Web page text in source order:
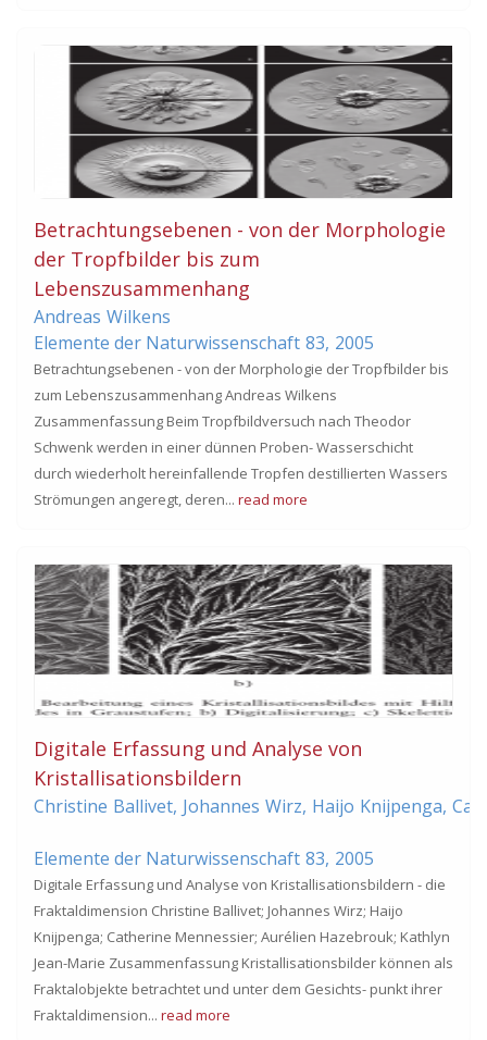
Betrachtungsebenen - von der Morphologie
der Tropfbilder bis zum
Lebenszusammenhang
Andreas Wilkens
Elemente der Naturwissenschaft 83, 2005
Betrachtungsebenen - von der Morphologie der Tropfbilder bis
zum Lebenszusammenhang Andreas Wilkens
Zusammenfassung Beim Tropfbildversuch nach Theodor
Schwenk werden in einer dünnen Proben- Wasserschicht
durch wiederholt hereinfallende Tropfen destillierten Wassers
Strömungen angeregt, deren... read more
Digitale Erfassung und Analyse von
Kristallisationsbildern
Christine Ballivet, Johannes Wirz, Haijo Knijpenga,
Elemente der Naturwissenschaft 83, 2005
Digitale Erfassung und Analyse von Kristallisationsbildern - die
Fraktaldimension Christine Ballivet; Johannes Wirz; Haijo
Knijpenga; Catherine Mennessier; Aurélien Hazebrouk; Kathlyn
Jean-Marie Zusammenfassung Kristallisationsbilder können als
Fraktalobjekte betrachtet und unter dem Gesichts- punkt ihrer
Fraktaldimension... read more